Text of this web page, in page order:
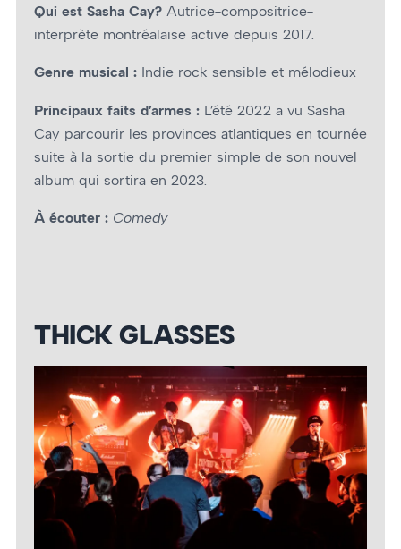
Qui est Sasha Cay? Autrice-compositrice-
interprète montréalaise active depuis 2017.
Genre musical : Indie rock sensible et mélodieux
Principaux faits d’armes : L’été 2022 a vu Sasha
Cay parcourir les provinces atlantiques en tournée
suite à la sortie du premier simple de son nouvel
album qui sortira en 2023.
À écouter : Comedy
THICK GLASSES